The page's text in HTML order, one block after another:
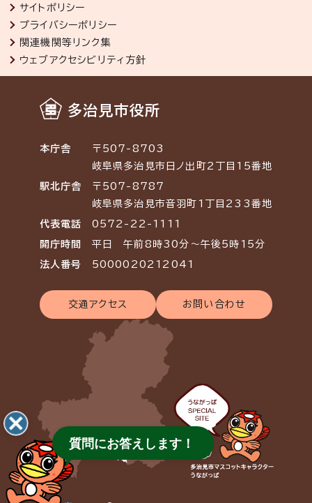
サイトポリシー
プライバシーポリシー
関連機関等リンク集
ウェブアクセシビリティ方針
多治見市役所
本庁舎
〒507-8703
岐阜県多治見市日ノ出町2丁目15番地
駅北庁舎
〒507-8787
岐阜県多治見市音羽町1丁目233番地
代表電話 0572-22-1111
開庁時間 平日 午前8時30分～午後5時15分
法人番号 5000020212041
交通アクセス お問い合わせ
質問にお答えします！